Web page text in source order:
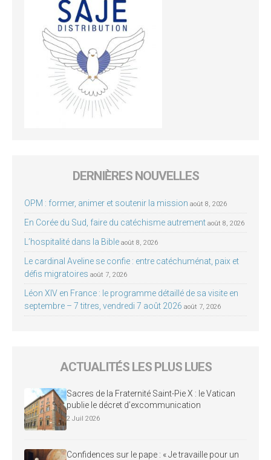
DERNIÈRES NOUVELLES
OPM : former, animer et soutenir la mission août 8, 2026
En Corée du Sud, faire du catéchisme autrement août 8, 2026
L’hospitalité dans la Bible août 8, 2026
Le cardinal Aveline se confie : entre catéchuménat, paix et
défis migratoires août 7, 2026
Léon XIV en France : le programme détaillé de sa visite en
septembre – 7 titres, vendredi 7 août 2026 août 7, 2026
ACTUALITÉS LES PLUS LUES
Sacres de la Fraternité Saint-Pie X : le Vatican
publie le décret d’excommunication
2 Juil 2026
Confidences sur le pape : « Je travaille pour un